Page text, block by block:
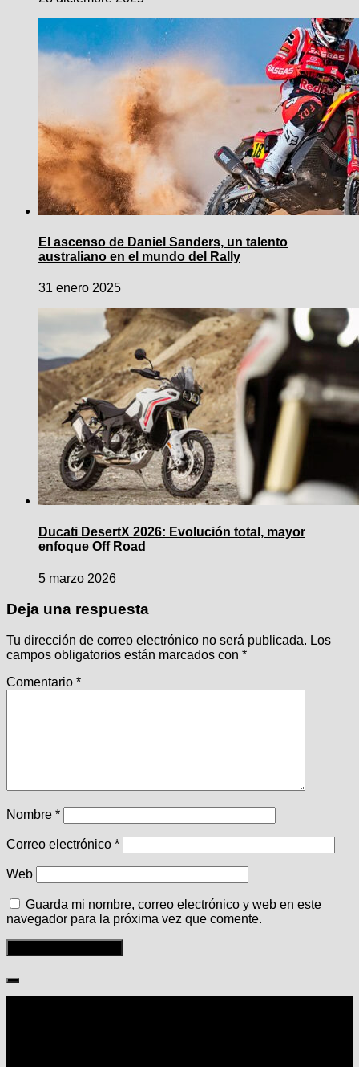
El ascenso de Daniel Sanders, un talento
australiano en el mundo del Rally
31 enero 2025
Ducati DesertX 2026: Evolución total, mayor
enfoque Off Road
5 marzo 2026
Deja una respuesta
Tu dirección de correo electrónico no será publicada. Los
campos obligatorios están marcados con *
Comentario *
Nombre *
Correo electrónico *
Web
Guarda mi nombre, correo electrónico y web en este
navegador para la próxima vez que comente.